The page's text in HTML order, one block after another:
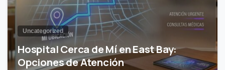
Uncategorized
Hospital Cerca de Mí en East Bay:
Opciones de Atención